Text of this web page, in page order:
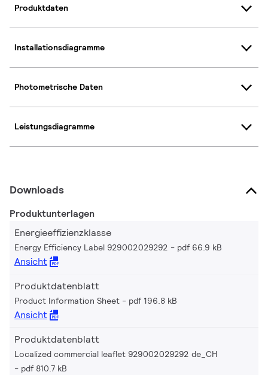
Produktdaten
Installationsdiagramme
Photometrische Daten
Leistungsdiagramme
Downloads
Produktunterlagen
Energieeffizienzklasse
Energy Efficiency Label 929002029292 pdf 66.9 kB
Ansicht
Produktdatenblatt
Product Information Sheet pdf 196.8 kB
Ansicht
Produktdatenblatt
Localized commercial leaflet 929002029292 de_CH
pdf 810.7 kB